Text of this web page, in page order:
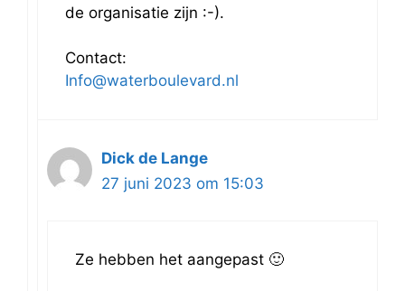
de organisatie zijn :-).
Contact:
Info@waterboulevard.nl
Dick de Lange
27 juni 2023 om 15:03
Ze hebben het aangepast 🙂